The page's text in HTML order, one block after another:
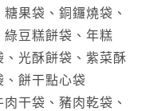
果袋、銅鑼燒袋、
綠豆糕餅袋、年糕
、光酥餅袋、紫菜酥
、餅干點心袋
干袋、豬肉乾袋、